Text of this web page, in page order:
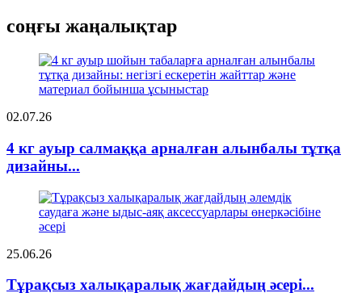
соңғы жаңалықтар
02.07.26
4 кг ауыр салмаққа арналған алынбалы тұтқа
дизайны...
25.06.26
Тұрақсыз халықаралық жағдайдың әсері...